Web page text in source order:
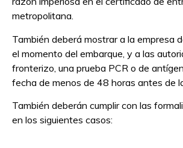
metropolitana.
También deberá mostrar a la empresa
el momento del embarque, y a las
fronterizo, una prueba PCR o de
fecha de menos de 48 horas antes de
También deberán cumplir con las
en los siguientes casos: